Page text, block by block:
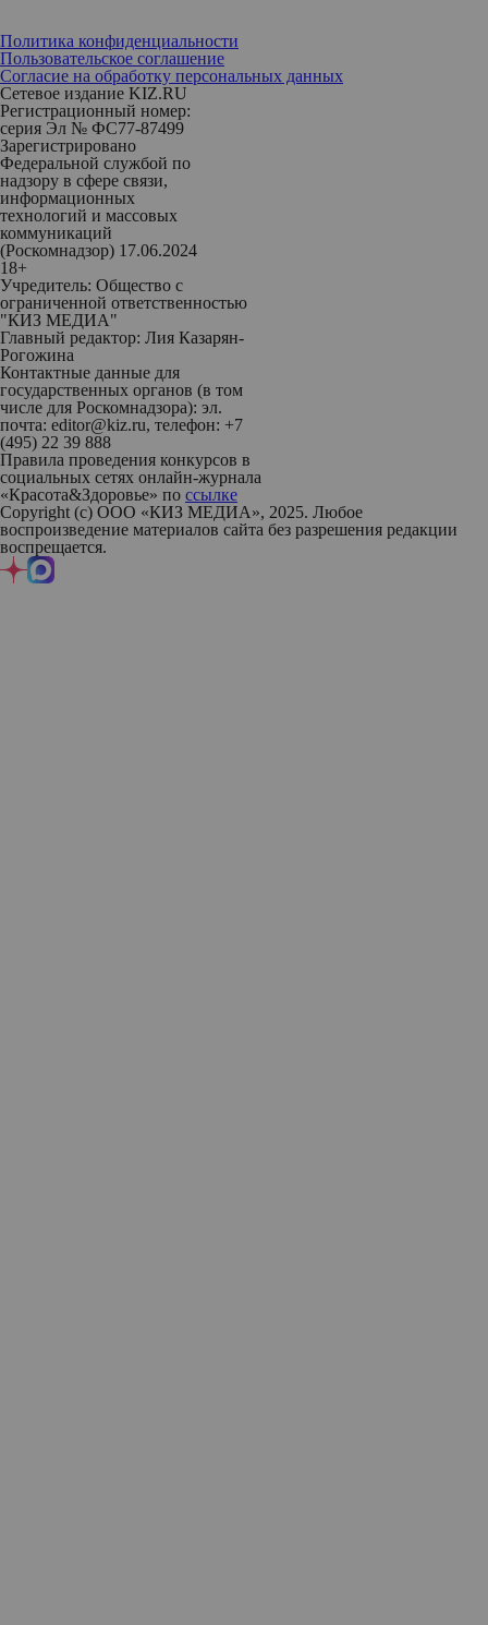
Политика конфиденциальности
Пользовательское соглашение
Согласие на обработку персональных данных
Сетевое издание KIZ.RU
Регистрационный номер:
серия Эл № ФС77-87499
Зарегистрировано
Федеральной службой по
надзору в сфере связи,
информационных
технологий и массовых
коммуникаций
(Роскомнадзор) 17.06.2024
18+
Учредитель: Общество с
ограниченной ответственностью
"КИЗ МЕДИА"
Главный редактор: Лия Казарян-
Рогожина
Контактные данные для
государственных органов (в том
числе для Роскомнадзора): эл.
почта: editor@kiz.ru, телефон: +7
(495) 22 39 888
Правила проведения конкурсов в
социальных сетях онлайн-журнала
«Красота&Здоровье» по ссылке
Copyright (с) ООО «КИЗ МЕДИА», 2025. Любое
воспроизведение материалов сайта без разрешения редакции
воспрещается.